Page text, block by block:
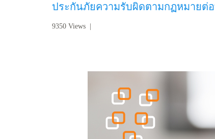
ประกันภัยความรับผิดตามกฏหมายต่
9350 Views